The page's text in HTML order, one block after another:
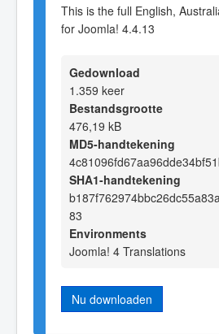
This is the full English,
for Joomla! 4.4.13
Gedownload
1.359 keer
Bestandsgrootte
476,19 kB
MD5-handtekening
SHA1-handtekening
83
Environments
Joomla! 4 Translations
Nu downloaden